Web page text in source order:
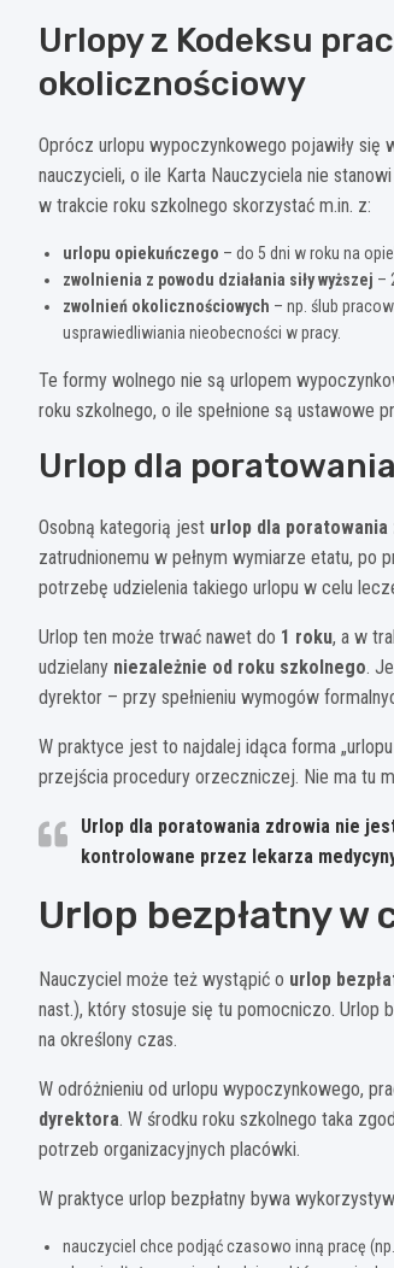
Urlopy z Kodeksu
okolicznościowy
Oprócz urlopu wypoczynkowego pojawiły się
nauczycieli, o ile Karta Nauczyciela nie
w trakcie roku szkolnego skorzystać m.in. z:
urlopu opiekuńczego – do 5 dni w roku na
zwolnienia z powodu działania siły wyższej –
zwolnień okolicznościowych – np. ślub
usprawiedliwiania nieobecności w pracy.
Te formy wolnego nie są urlopem
roku szkolnego, o ile spełnione są ustawowe
Urlop dla
Osobną kategorią jest urlop dla poratowania
zatrudnionemu w pełnym wymiarze etatu,
potrzebę udzielenia takiego urlopu w celu
Urlop ten może trwać nawet do 1 roku, a w
udzielany niezależnie od roku szkolnego.
dyrektor – przy spełnieniu wymogów
W praktyce jest to najdalej idąca forma
przejścia procedury orzeczniczej. Nie ma tu
Urlop dla poratowania zdrowia nie
kontrolowane przez lekarza
Urlop bezpłatny w
Nauczyciel może też wystąpić o urlop
nast.), który stosuje się tu pomocniczo. Urlop
na określony czas.
W odróżnieniu od urlopu wypoczynkowego,
dyrektora. W środku roku szkolnego taka
potrzeb organizacyjnych placówki.
W praktyce urlop bezpłatny bywa
nauczyciel chce podjąć czasowo inną pracę